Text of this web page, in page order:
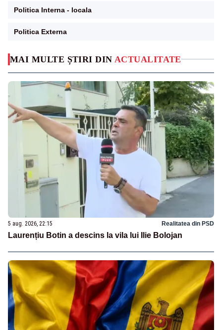
MAI MULTE ȘTIRI DIN ACTUALITATE
5 aug. 2026, 22:15 Realitatea din PSD
Laurențiu Botin a descins la vila lui Ilie Bolojan
Politica Interna - locala
Politica Externa